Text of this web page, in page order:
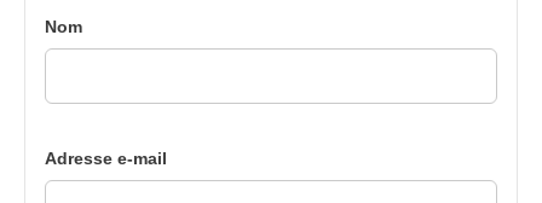
Nom
Adresse e-mail